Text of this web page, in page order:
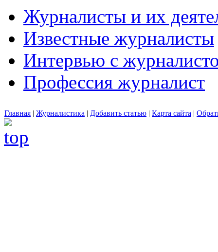
Журналисты и их
Известные журналисты
Интервью с
Профессия журналист
Главная | Журналистика | Добавить статью | Карта сайта |